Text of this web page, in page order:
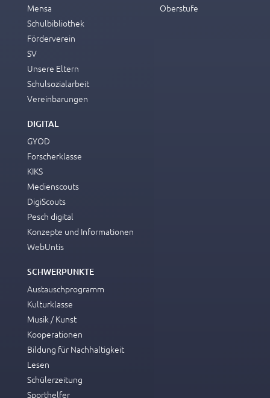
Mensa
Schulbibliothek
Förderverein
SV
Unsere Eltern
Schulsozialarbeit
Vereinbarungen
Oberstufe
DIGITAL
GYOD
Forscherklasse
KIKS
Medienscouts
DigiScouts
Pesch digital
Konzepte und Informationen
WebUntis
SCHWERPUNKTE
Austauschprogramm
Kulturklasse
Musik / Kunst
Kooperationen
Bildung für Nachhaltigkeit
Lesen
Schülerzeitung
Sporthelfer